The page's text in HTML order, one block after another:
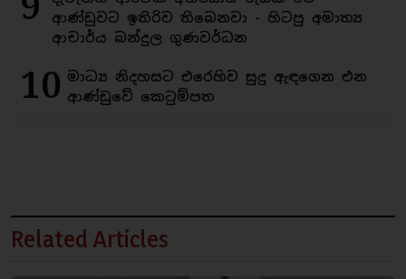
ආණ්ඩුවට ඉතිරිව තිබෙනවා - හිටපු අමාත්‍ය
ආචාර්ය බන්දුල ගුණවර්ධන
10 මාධ්‍ය නිදහසට එරෙහිව සුදු ඇඳගෙන එන
ආණ්ඩුවේ කෙටුම්පත
Related Articles